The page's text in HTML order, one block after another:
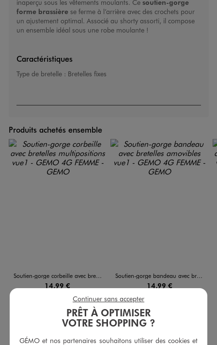
inaperçu sous les vêtements moulants. Ce soutien-gorge
forme brassièrese ferme à l’arrière avec des crochets pour
un ajustement optimal. Associé au shorty assorti, il compose
un ensemble idéal sous une robe moulante !
Caractéristiques
Type de bretelle : Bretelles fixes
Produits achetés ensemble
Soutien-gorge corbeille avec bretelles multipositions
14,99 €
4/5 de moyenne
(14 avis)
Soutien-gorge bandeau avec bretelles amovibles
14,99 €
AJOUTER
PRÊT À OPTIMISER
VOTRE SHOPPING ?
GÉMO et nos partenaires souhaitons utiliser des cookies et
Continuer sans accepter